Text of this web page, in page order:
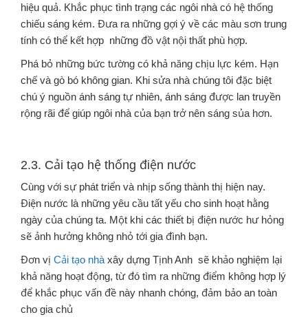
hiệu quả. Khắc phục tình trạng các ngôi nhà có hệ thống
chiếu sáng kém. Đưa ra những gợi ý về các màu sơn trung
tính có thể kết hợp những đồ vật nội thất phù hợp.
Phá bỏ những bức tường có khả năng chịu lực kém. Hạn
chế và gò bó không gian. Khi sửa nhà chúng tôi đặc biệt
chú ý nguồn ánh sáng tự nhiên, ánh sáng được lan truyền
rộng rãi để giúp ngôi nhà của bạn trở nên sáng sủa hơn.
2.3. Cải tạo hệ thống điện nước
Cùng với sự phát triển và nhịp sống thành thị hiện nay.
Điện nước là những yêu cầu tất yếu cho sinh hoạt hằng
ngày của chúng ta. Một khi các thiết bị điện nước hư hỏng
sẽ ảnh hưởng không nhỏ tới gia đình bạn.
Đơn vị Cải tạo nhà xây dựng Tịnh Anh sẽ khảo nghiệm lại
khả năng hoạt động, từ đó tìm ra những điểm không hợp lý
để khắc phục vấn đề này nhanh chóng, đảm bảo an toàn
cho gia chủ